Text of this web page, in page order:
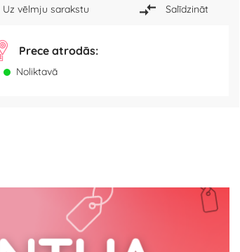
Uz vēlmju sarakstu Salīdzināt
Prece atrodās:
Noliktavā